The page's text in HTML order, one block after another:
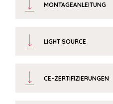
MONTAGEANLEITUNG
LIGHT SOURCE
CE-ZERTIFIZIERUNGEN